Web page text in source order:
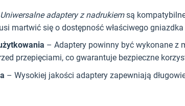
Uniwersalne adaptery z nadrukiemsą
martwić się o dostępność właściwego
– Adaptery powinny być wykonane z
przepięciami, co gwarantuje bezpieczne
– Wysokiej jakości adaptery zapewniają